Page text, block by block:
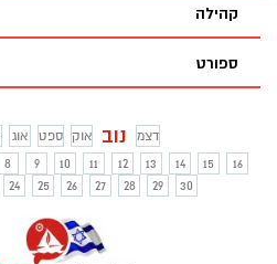
בשעה 19:00 (שעון ישראל)
קהילה
ספורט
אוג ספט אוק נוב
דצמ
8 9 10 11 12 13 14 15
16
24 25 26 27 28 29 30